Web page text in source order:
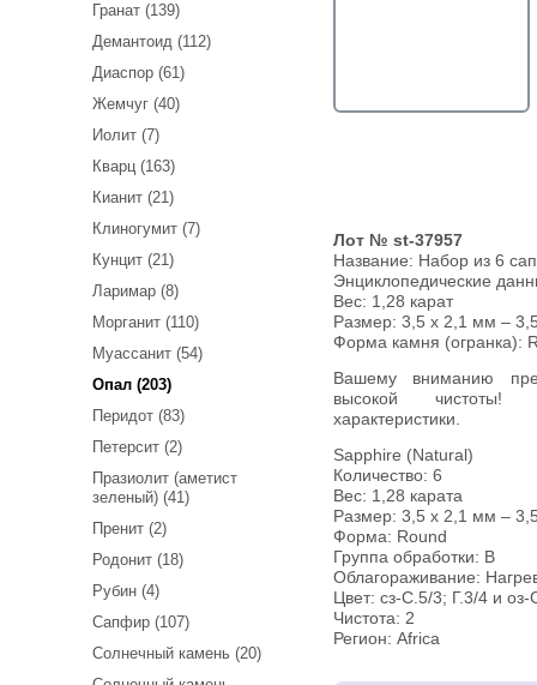
Гранат (139)
Демантоид (112)
Диаспор (61)
Жемчуг (40)
Иолит (7)
Кварц (163)
Кианит (21)
Клиногумит (7)
Кунцит (21)
Ларимар (8)
Морганит (110)
Муассанит (54)
Опал (203)
Перидот (83)
Петерсит (2)
Празиолит (аметист
зеленый) (41)
Пренит (2)
Родонит (18)
Рубин (4)
Сапфир (107)
Солнечный камень (20)
Лот № st-37957
Название: Набор из 6
Энциклопедические
Вес: 1,28 карат
Размер: 3,5 х 2,1 мм –
Форма камня (огранка):
Вашему вниманию предлагается набор из 6 сапфиров
высокой чистоты!
характеристики.
Sapphire (Natural)
Количество: 6
Вес: 1,28 карата
Размер: 3,5 х 2,1 мм –
Форма: Round
Группа обработки: В
Облагораживание:
Цвет: сз-С.5/3; Г.3/4 и оз-
Чистота: 2
Регион: Africa